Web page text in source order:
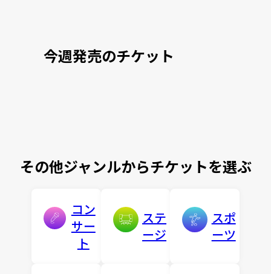
今週発売のチケット
その他ジャンルからチケットを選ぶ
コン
サー
ト
ステ
ージ
スポ
ーツ